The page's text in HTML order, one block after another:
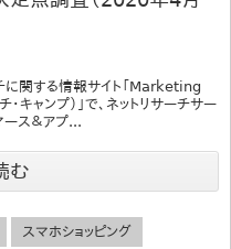
に関する情報サイト「Marketing
キャンプ）」で、ネットリサーチサー
ース＆アプ...
む
スマホショッピング